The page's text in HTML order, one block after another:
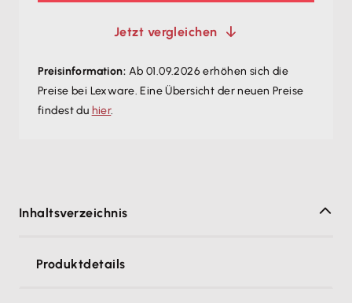
Jetzt vergleichen
Preisinformation: Ab 01.09.2026 erhöhen sich die
Preise bei Lexware. Eine Übersicht der neuen Preise
findest du hier.
Inhaltsverzeichnis
Produktdetails